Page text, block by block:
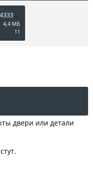
17595831539273010000596543339357.jpg
4,4 МБ
11
двери или детали